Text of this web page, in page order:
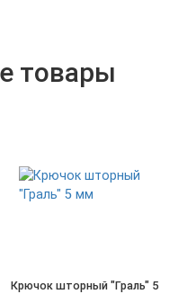
товары
Крючок шторный "Граль" 5